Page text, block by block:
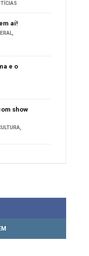
aí!
,
e o
show
,